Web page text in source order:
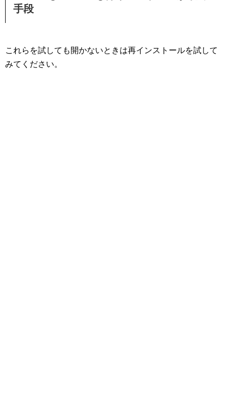
手段
これらを試しても開かないときは再インストールを試して
みてください。